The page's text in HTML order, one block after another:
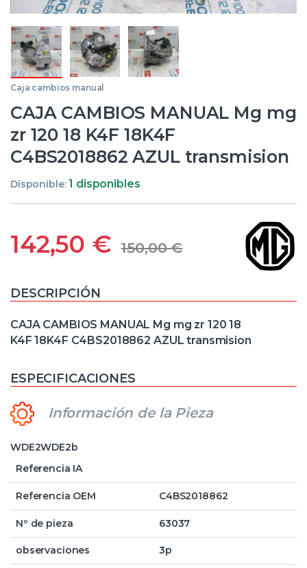
Caja cambios manual
CAJA CAMBIOS MANUAL Mg mg
zr 120 18 K4F 18K4F
C4BS2018862 AZUL transmision
Disponible:1 disponibles
142,50 € 150,00€
DESCRIPCIÓN
CAJA CAMBIOS MANUAL Mg mg zr 120 18
K4F 18K4F C4BS2018862 AZUL transmision
ESPECIFICACIONES
Información de la Pieza
WDE2WDE2b
Referencia IA
Referencia OEM C4BS2018862
Nº de pieza 63037
observaciones 3p